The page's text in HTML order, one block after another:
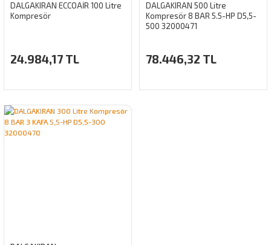
DALGAKIRAN ECCOAİR 100 Litre
Kompresör
24.984,17 TL
DALGAKIRAN 500 Litre
Kompresör 8 BAR 5.5-HP D5,5-
500 32000471
78.446,32 TL